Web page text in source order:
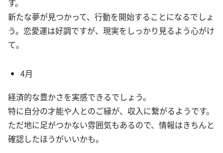
す。
新たな夢が見つかって、行動を開始することになるでしょ
う。恋愛運は好調ですが、現実をしっかり見るよう心がけ
て。
4月
経済的な豊かさを実感できるでしょう。
特に自分の才能や人とのご縁が、収入に繋がるようです。
ただ地に足がつかない雰囲気もあるので、情報はきちんと
確認したほうがいいかも。